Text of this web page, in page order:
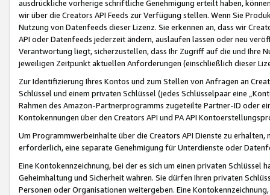
ausdrückliche vorherige schriftliche Genehmigung erteilt haben,
wir über die Creators API Feeds zur Verfügung stellen. Wenn Sie
Nutzung von Datenfeeds dieser Lizenz. Sie erkennen an, dass wir
API oder Datenfeeds jederzeit ändern, auslaufen lassen oder neu
Verantwortung liegt, sicherzustellen, dass Ihr Zugriff auf die und Ihre
jeweiligen Zeitpunkt aktuellen Anforderungen (einschließlich dieser
Zur Identifizierung Ihres Kontos und zum Stellen von Anfragen an
Schlüssel und einem privaten Schlüssel (jedes Schlüsselpaar eine
Rahmen des Amazon-Partnerprogramms zugeteilte Partner-ID oder
Kontokennungen über den Creators API und PA API
Um Programmwerbeinhalte über die Creators API Dienste zu
erforderlich, eine separate Genehmigung für Unterdienste oder
Eine Kontokennzeichnung, bei der es sich um einen privaten
Geheimhaltung und Sicherheit wahren. Sie dürfen Ihren privaten
Personen oder Organisationen weitergeben. Eine